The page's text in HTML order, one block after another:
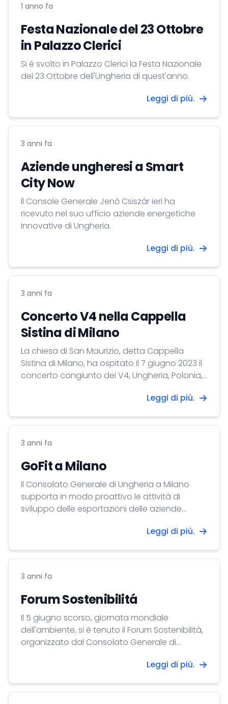
1 anno fa
Festa Nazionale del 23 Ottobre
in Palazzo Clerici
Si é svolto in Palazzo Clerici la Festa Nazionale
del 23 Ottobre dell'Ungheria di quest'anno.
Leggi di più.
3 anni fa
Aziende ungheresi a Smart
City Now
Il Console Generale Jenő Csiszár ieri ha
ricevuto nel suo ufficio aziende energetiche
innovative di Ungheria.
Leggi di più.
3 anni fa
Concerto V4 nella Cappella
Sistina di Milano
La chiesa di San Maurizio, detta Cappella
Sistina di Milano, ha ospitato il 7 giugno 2023 il
concerto congiunto dei V4, Ungheria, Polonia,
quest'anno Visztra Bernadett, studentessa
Debrecen ha rappresentato l'Ungheria,
Béla Bartók.
Leggi di più.
3 anni fa
GoFit a Milano
Il Consolato Generale di Ungheria a Milano
supporta in modo proattivo le attività di
sviluppo delle esportazioni delle aziende
Leggi di più.
3 anni fa
Forum Sostenibilitá
Il 5 giugno scorso, giornata mondiale
dell'ambiente, si é tenuto il Forum Sostenibilità,
organizzato dal Consolato Generale di
Leggi di più.